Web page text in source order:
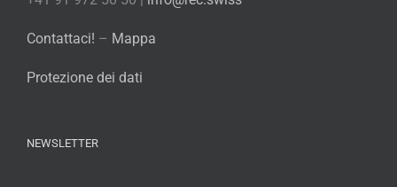
Contattaci! – Mappa
Protezione dei dati
NEWSLETTER